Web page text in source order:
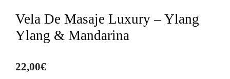
Vela De Masaje Luxury – Ylang
Ylang & Mandarina
22,00€